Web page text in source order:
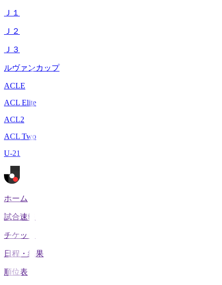
Ｊ１
Ｊ２
Ｊ３
ルヴァンカップ
ACLE
ACL Elite
ACL2
ACL Two
U-21
ホーム
試合速報
チケット
日程・結果
順位表